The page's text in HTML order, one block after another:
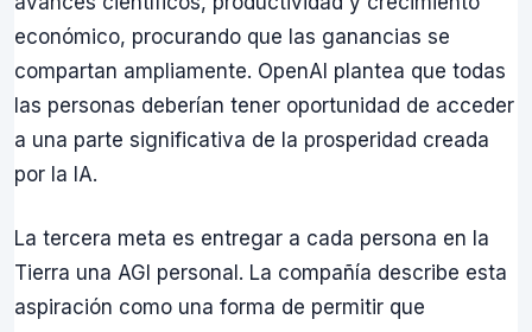
económico, procurando que las ganancias se
compartan ampliamente. OpenAI plantea que todas
las personas deberían tener oportunidad de acceder
a una parte significativa de la prosperidad creada
por la IA.
La tercera meta es entregar a cada persona en la
Tierra una AGI personal. La compañía describe esta
aspiración como una forma de permitir que